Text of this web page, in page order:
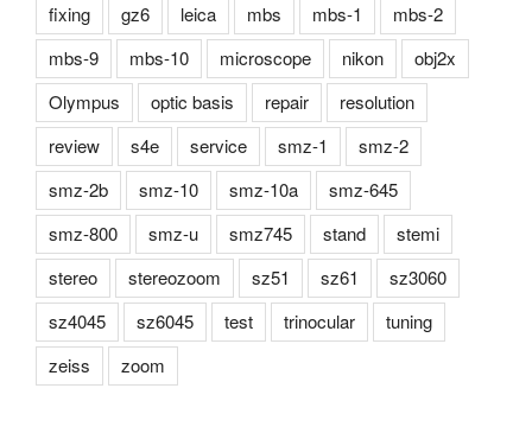
fixing
gz6 leica mbs mbs-1
mbs-2
mbs-9
mbs-10 microscope nikon
obj2x
Olympus
optic basis repair
resolution
review
s4e service smz-1
smz-2
smz-2b
smz-10 smz-10a
smz-645
smz-800
smz-u smz745 stand
stemi
stereo
stereozoom sz51 sz61
sz3060
sz4045
sz6045 test trinocular
tuning
zeiss
zoom